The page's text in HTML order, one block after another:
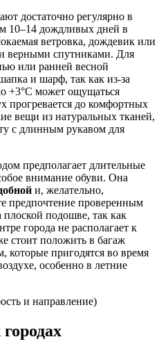
достаточно регулярно в
10–14 дождливых дней в
ветровка, дождевик или
верными спутниками. Для
или ранней весной
и шарф, так как из-за
+3°C может ощущаться
прогревается до комфортных
вещи из натуральных тканей,
с длинным рукавом для
предполагает длительные
внимание обуви. Она
и, желательно,
предпочтение проверенным
подошве, так как
города не располагает к
стоит положить в багаж
которые пригодятся во время
особенно в летние
и направление)